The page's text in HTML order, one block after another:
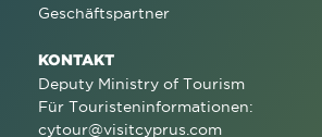
Geschäftspartner
KONTAKT
Deputy Ministry of Tourism
Für Touristeninformationen:
cytour@visitcyprus.com